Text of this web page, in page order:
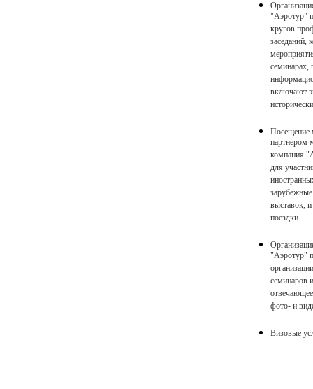
"Аэротур"
кругов
заседаний,
семинарах,
включают
Посещение
партнером
компания
для
выставок,
поездки.
"Аэротур"
семинаров
фото- и
Визовые